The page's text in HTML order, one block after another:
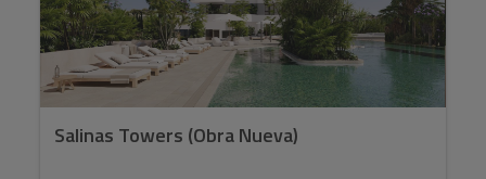
Salinas Towers (Obra Nueva)